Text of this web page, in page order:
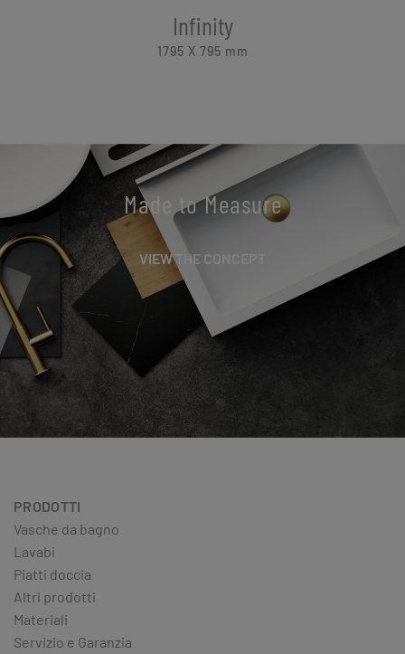
Infinity
1795 X 795 mm
Made to Measure
VIEW THE CONCEPT
PRODOTTI
Vasche da bagno
Lavabi
Piatti doccia
Altri prodotti
Materiali
Servizio e Garanzia